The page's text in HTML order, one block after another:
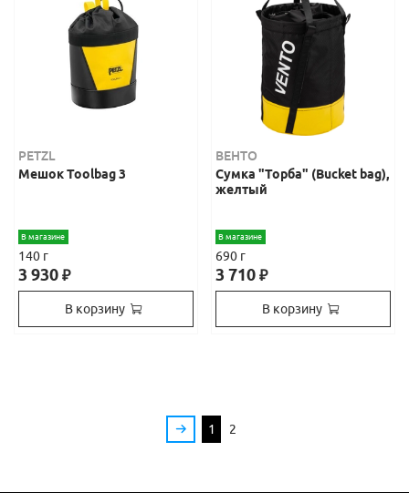
PETZL
Мешок Toolbag 3
В магазине
140 г
3 930₽
В корзину
ВЕНТО
Сумка "Торба" (Bucket bag),
желтый
В магазине
690 г
3 710₽
В корзину
1 2